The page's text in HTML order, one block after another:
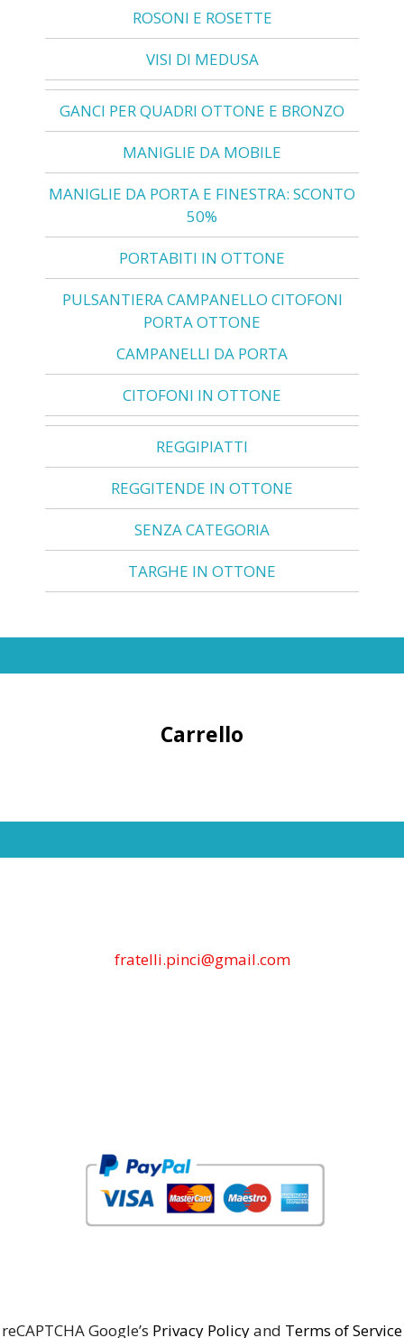
ROSONI E ROSETTE
VISI DI MEDUSA
GANCI PER QUADRI OTTONE E BRONZO
MANIGLIE DA MOBILE
MANIGLIE DA PORTA E FINESTRA: SCONTO
50%
PORTABITI IN OTTONE
PULSANTIERA CAMPANELLO CITOFONI
PORTA OTTONE
CAMPANELLI DA PORTA
CITOFONI IN OTTONE
REGGIPIATTI
REGGITENDE IN OTTONE
SENZA CATEGORIA
TARGHE IN OTTONE
Carrello
fratelli.pinci@gmail.com
reCAPTCHA Google’s Privacy Policyand Terms of Service